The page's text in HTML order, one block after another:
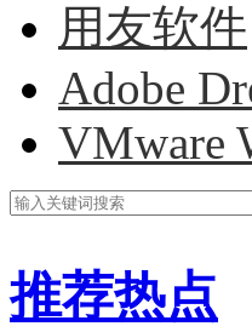
用友软件
Adobe
VMware
推荐热点